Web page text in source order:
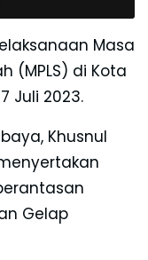
Masa
(MPLS) di Kota
Juli 2023.
Khusnul
Gelap